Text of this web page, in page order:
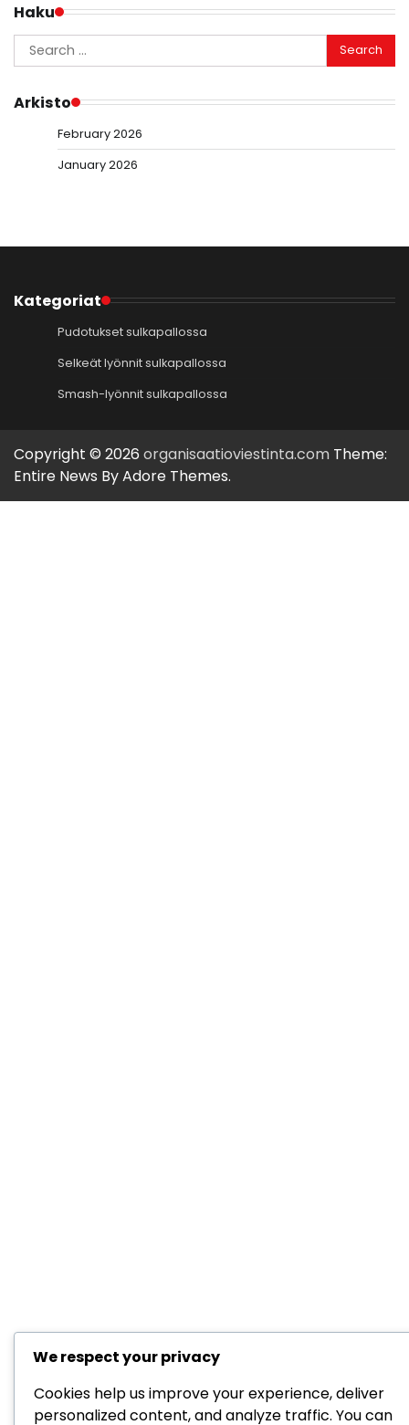
Haku
Search
for:
Arkisto
February 2026
January 2026
Kategoriat
Pudotukset sulkapallossa
Selkeät lyönnit sulkapallossa
Smash-lyönnit sulkapallossa
Copyright © 2026 organisaatioviestinta.com Theme:
Entire News ByAdore Themes.
We respect your privacy
Cookies help us improve your experience, deliver
personalized content, and analyze traffic. You can